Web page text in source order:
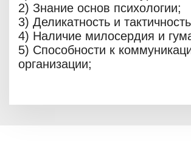
2) Знание основ психологии;
3) Деликатность и
4) Наличие милосердия и
5) Способности к
организации;